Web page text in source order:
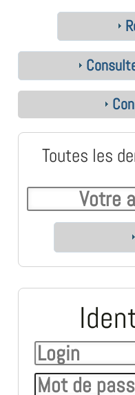
Toutes les